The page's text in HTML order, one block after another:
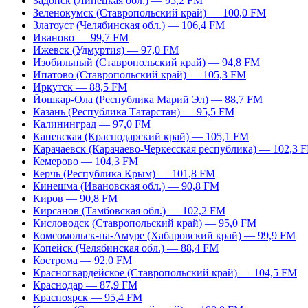
Зеленокумск (Ставропольский край) — 100,0 FM
Златоуст (Челябинская обл.) — 106,4 FM
Иваново — 99,7 FM
Ижевск (Удмуртия) — 97,0 FM
Изобильный (Ставропольский край) — 94,8 FM
Ипатово (Ставропольский край) — 105,3 FM
Иркутск — 88,5 FM
Йошкар-Ола (Республика Марий Эл) — 88,7 FM
Казань (Республика Татарстан) — 95,5 FM
Калининград — 97,0 FM
Каневская (Краснодарский край) — 105,1 FM
Карачаевск (Карачаево-Черкесская республика) — 102,3
Кемерово — 104,3 FM
Керчь (Республика Крым) — 101,8 FM
Кинешма (Ивановская обл.) — 90,8 FM
Киров — 90,8 FM
Кирсанов (Тамбовская обл.) — 102,2 FM
Кисловодск (Ставропольский край) — 95,0 FM
Комсомольск-на-Амуре (Хабаровский край) — 99,9 FM
Копейск (Челябинская обл.) — 88,4 FM
Кострома — 92,0 FM
Красногвардейское (Ставропольский край) — 104,5 FM
Краснодар — 87,9 FM
Красноярск — 95,4 FM